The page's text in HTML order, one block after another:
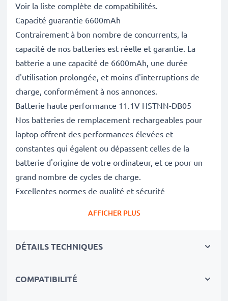
Voir la liste complète de compatibilités.
Capacité guarantie 6600mAh
Contrairement à bon nombre de concurrents, la
capacité de nos batteries est réelle et garantie. La
batterie a une capacité de 6600mAh, une durée
d'utilisation prolongée, et moins d'interruptions de
charge, conformément à nos annonces.
Batterie haute performance 11.1V HSTNN-DB05
Nos batteries de remplacement rechargeables pour
laptop offrent des performances élevées et
constantes qui égalent ou dépassent celles de la
batterie d'origine de votre ordinateur, et ce pour un
grand nombre de cycles de charge.
Excellentes normes de qualité et sécurité
respecter les normes de l'UE et de les dépasser.
Optez pour le remplacement de la batterie plutôt que
AFFICHER PLUS
DÉTAILS TECHNIQUES
COMPATIBILITÉ